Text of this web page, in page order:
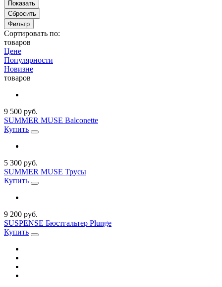
Сбросить
Фильтр
Сортировать по:
товаров
Цене
Популярности
Новизне
товаров
9 500 руб.
SUMMER MUSE Balconette
Купить
5 300 руб.
SUMMER MUSE Трусы
Купить
9 200 руб.
SUSPENSE Бюстгальтер Plunge
Купить